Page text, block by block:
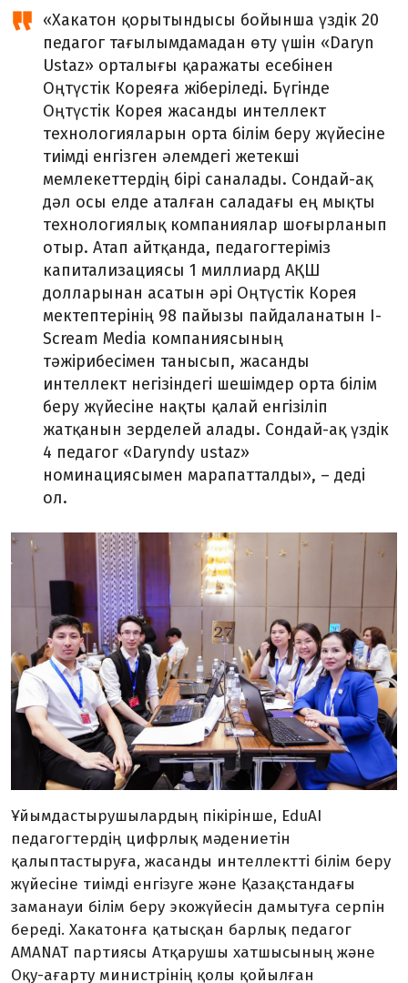
«Хакатон қорытындысы бойынша үздік 20
педагог тағылымдамадан өту үшін «Daryn
Ustaz» орталығы қаражаты есебінен
Оңтүстік Кореяға жіберіледі. Бүгінде
Оңтүстік Корея жасанды интеллект
технологияларын орта білім беру жүйесіне
тиімді енгізген әлемдегі жетекші
мемлекеттердің бірі саналады. Сондай-ақ
дәл осы елде аталған саладағы ең мықты
технологиялық компаниялар шоғырланып
отыр. Атап айтқанда, педагогтеріміз
капитализациясы 1 миллиард АҚШ
долларынан асатын әрі Оңтүстік Корея
мектептерінің 98 пайызы пайдаланатын I-
Scream Media компаниясының
тәжірибесімен танысып, жасанды
интеллект негізіндегі шешімдер орта білім
беру жүйесіне нақты қалай енгізіліп
жатқанын зерделей алады. Сондай-ақ үздік
4 педагог «Daryndy ustaz»
номинациясымен марапатталды», – деді
ол.
Ұйымдастырушылардың пікірінше, EduAI
педагогтердің цифрлық мәдениетін
қалыптастыруға, жасанды интеллектті білім беру
жүйесіне тиімді енгізуге және Қазақстандағы
заманауи білім беру экожүйесін дамытуға серпін
береді. Хакатонға қатысқан барлық педагог
AMANAT партиясы Атқарушы хатшысының және
Оқу-ағарту министрінің қолы қойылған